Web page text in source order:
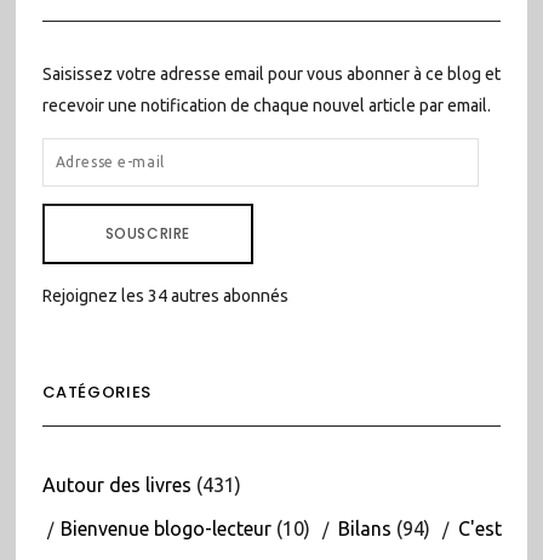
Saisissez votre adresse email pour vous abonner à ce blog et
recevoir une notification de chaque nouvel article par email.
ADRESSE
E-
SOUSCRIRE
Rejoignez les 34 autres abonnés
CATÉGORIES
Autour des livres (431)
Bienvenue blogo-lecteur(10) Bilans (94) C'est